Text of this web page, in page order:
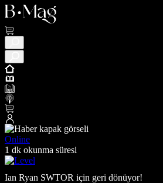
Online
1 dk okunma süresi
Ian Ryan SWTOR için geri dönüyor!